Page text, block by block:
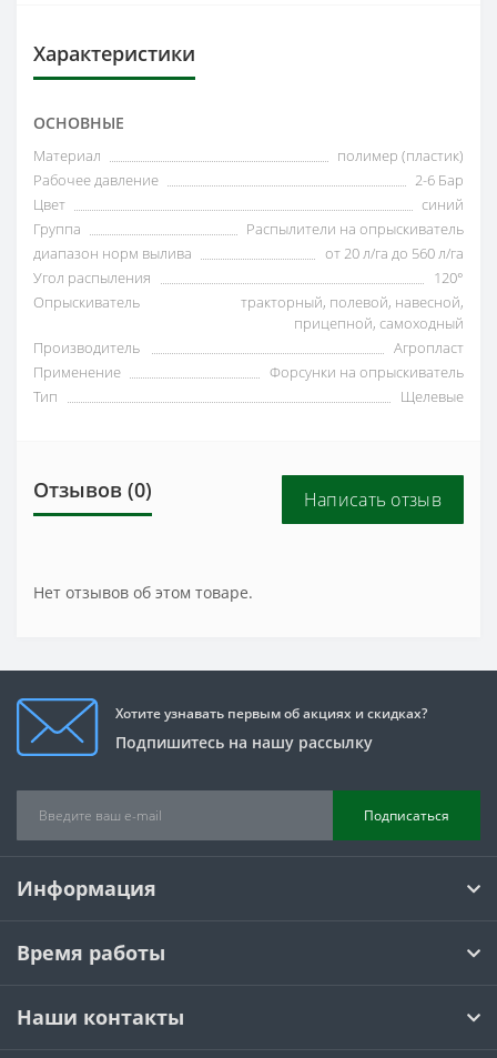
Характеристики
ОСНОВНЫЕ
Материал
полимер (пластик)
Рабочее давление
2-6 Бар
Цвет
синий
Группа
Распылители на опрыскиватель
диапазон норм вылива
от 20 л/га до 560 л/га
Угол распыления
120°
Опрыскиватель
тракторный, полевой, навесной,
прицепной, самоходный
Производитель
Агропласт
Применение
Форсунки на опрыскиватель
Тип
Щелевые
Отзывов (0) Написать отзыв
Нет отзывов об этом товаре.
Хотите узнавать первым об акциях и скидках?
Подпишитесь на нашу рассылку
Подписаться
Информация
Время работы
Наши контакты